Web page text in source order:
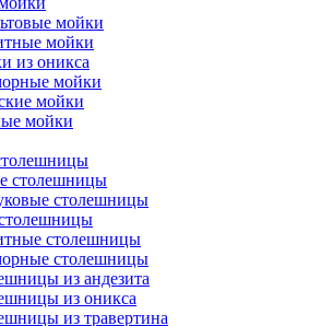
мойки
мойки
из оникса
мойки
мойки
мойки
столешницы
столешницы
столешницы
столешницы
из андезита
из оникса
из травертина